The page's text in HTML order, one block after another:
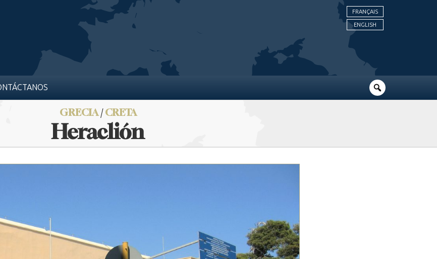
FRANÇAIS
ENGLISH
GRECIA/CRETA
Heraclión